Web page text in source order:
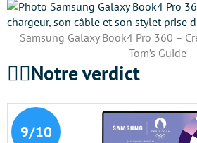
Samsung Galaxy Book4 Pro 360 –
Tom’s Guide
🕵️‍♀️Notre verdict
9/10